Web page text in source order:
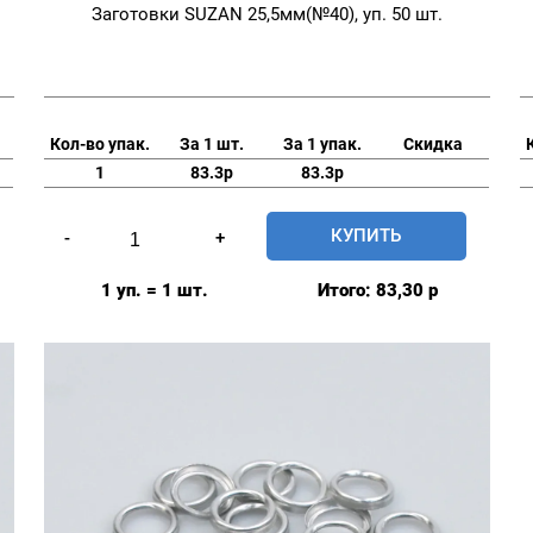
Заготовки SUZAN 25,5мм(№40), уп. 50 шт.
Кол-во упак. За 1 шт. За 1 упак.
Скидка
1
83.3р 83.3р
-
товара
Заготовки
25,5мм(№40),
+ КУПИТЬ
1 уп. = 1 шт. Итого: 83,30 р